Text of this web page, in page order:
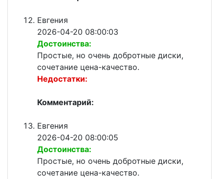
Евгения
2026-04-20 08:00:03
Достоинства:
Простые, но очень добротные диски,
сочетание цена-качество.
Недостатки:
Комментарий:
Евгения
2026-04-20 08:00:05
Достоинства:
Простые, но очень добротные диски,
сочетание цена-качество.